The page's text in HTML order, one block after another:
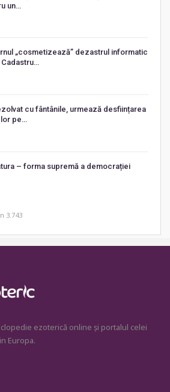
un…
„cosmetizează” dezastrul informatic
Cadastru…
cu fântânile, urmează desființarea
pe…
– forma supremă a democrației
3.743
ezoterică online și portalul celei
Europa.